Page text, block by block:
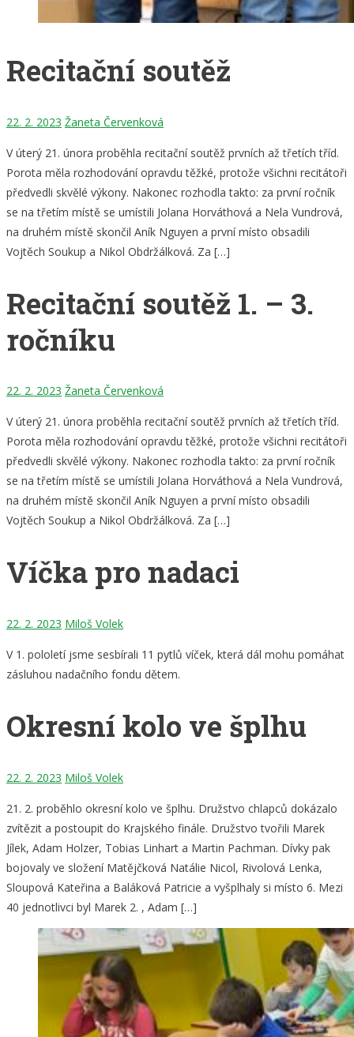
Recitační soutěž
22. 2. 2023 Žaneta Červenková
V úterý 21. února proběhla recitační soutěž prvních až třetích tříd.
Porota měla rozhodování opravdu těžké, protože všichni recitátoři
předvedli skvělé výkony. Nakonec rozhodla takto: za první ročník
se na třetím místě se umístili Jolana Horváthová a Nela Vundrová,
na druhém místě skončil Aník Nguyen a první místo obsadili
Vojtěch Soukup a Nikol Obdržálková. Za […]
Recitační soutěž 1. – 3.
ročníku
22. 2. 2023 Žaneta Červenková
V úterý 21. února proběhla recitační soutěž prvních až třetích tříd.
Porota měla rozhodování opravdu těžké, protože všichni recitátoři
předvedli skvělé výkony. Nakonec rozhodla takto: za první ročník
se na třetím místě se umístili Jolana Horváthová a Nela Vundrová,
na druhém místě skončil Aník Nguyen a první místo obsadili
Vojtěch Soukup a Nikol Obdržálková. Za […]
Víčka pro nadaci
22. 2. 2023 Miloš Volek
V 1. pololetí jsme sesbírali 11 pytlů víček, která dál mohu pomáhat
zásluhou nadačního fondu dětem.
Okresní kolo ve šplhu
22. 2. 2023 Miloš Volek
21. 2. proběhlo okresní kolo ve šplhu. Družstvo chlapců dokázalo
zvítězit a postoupit do Krajského finále. Družstvo tvořili Marek
Jílek, Adam Holzer, Tobias Linhart a Martin Pachman. Dívky pak
bojovaly ve složení Matějčková Natálie Nicol, Rivolová Lenka,
Sloupová Kateřina a Baláková Patricie a vyšplhaly si místo 6. Mezi
40 jednotlivci byl Marek 2. , Adam […]